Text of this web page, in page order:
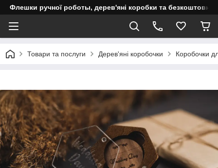
Флешки ручної роботы, дерев'яні коробки та безкоштовне
Товари та послуги Дерев'яні коробочки Коробочки